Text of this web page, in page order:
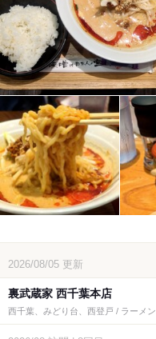
2026/08/05 更新
裏武蔵家 西千葉本店
西千葉、みどり台、西登戸 / ラーメン